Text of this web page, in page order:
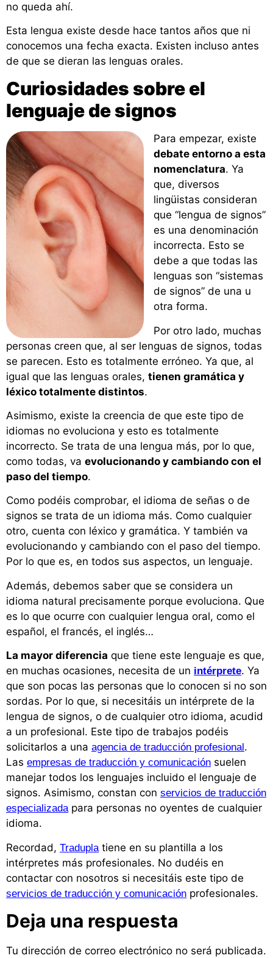
no queda ahí.
Esta lengua existe desde hace tantos años que ni
conocemos una fecha exacta. Existen incluso antes
de que se dieran las lenguas orales.
Curiosidades sobre el
lenguaje de signos
Para empezar, existe
debate entorno a esta
nomenclatura. Ya
que, diversos
lingüistas consideran
que “lengua de signos”
es una denominación
incorrecta. Esto se
debe a que todas las
lenguas son “sistemas
de signos” de una u
otra forma.
Por otro lado, muchas
personas creen que, al ser lenguas de signos, todas
se parecen. Esto es totalmente erróneo. Ya que, al
igual que las lenguas orales, tienen gramática y
léxico totalmente distintos.
Asimismo, existe la creencia de que este tipo de
idiomas no evoluciona y esto es totalmente
incorrecto. Se trata de una lengua más, por lo que,
como todas, va evolucionando y cambiando con el
paso del tiempo.
Como podéis comprobar, el idioma de señas o de
signos se trata de un idioma más. Como cualquier
otro, cuenta con léxico y gramática. Y también va
evolucionando y cambiando con el paso del tiempo.
Por lo que es, en todos sus aspectos, un lenguaje.
Además, debemos saber que se considera un
idioma natural precisamente porque evoluciona. Que
es lo que ocurre con cualquier lengua oral, como el
español, el francés, el inglés…
La mayor diferencia que tiene este lenguaje es que,
en muchas ocasiones, necesita de un intérprete. Ya
que son pocas las personas que lo conocen si no son
sordas. Por lo que, si necesitáis un intérprete de la
lengua de signos, o de cualquier otro idioma, acudid
a un profesional. Este tipo de trabajos podéis
solicitarlos a una agencia de traducción profesional .
Las empresas de traducción y comunicación suelen
manejar todos los lenguajes incluido el lenguaje de
signos. Asimismo, constan con servicios de traducción
especializadapara personas no oyentes de cualquier
idioma.
Recordad, Tradupla tiene en su plantilla a los
intérpretes más profesionales. No dudéis en
contactar con nosotros si necesitáis este tipo de
servicios de traducción y comunicación profesionales.
Deja una respuesta
Tu dirección de correo electrónico no será publicada.